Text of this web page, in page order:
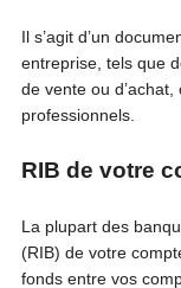
Il s’agit d’un
entreprise, tels que
de vente ou
professionnels.
RIB de votre
La plupart des
(RIB) de votre
fonds entre vos